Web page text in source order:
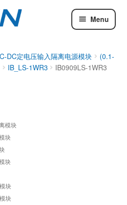
Menu
DC定电压输入隔离电源模块
(0.1-
IB_LS-1WR3 IB0909LS-1WR3
模块
块
块
块
块